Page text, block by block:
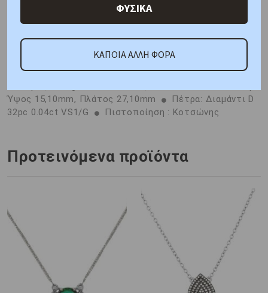
ΑΜΕΣΑ ΔΙΑΘΕΣΙΜΟ
Μέταλλο : Κίτρινος Χρυσός K14
Ύψος 15,10mm, Πλάτος 27,10mm
Πέτρα: Διαμάντι D
32pc 0.04ct VS1/G
Πιστοποίηση : Κοτσώνης
Προτεινόμενα προϊόντα
ΦΥΣΙΚΑ
ΚΑΠΟΙΑ ΑΛΛΗ ΦΟΡΑ